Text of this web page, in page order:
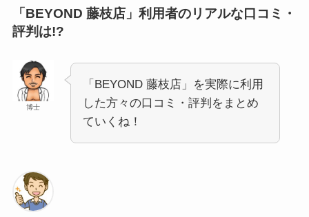
「BEYOND 藤枝店」利用者のリアルな口コミ・
評判は!?
博士
「BEYOND 藤枝店」を実際に利用
した方々の口コミ・評判をまとめ
ていくね！